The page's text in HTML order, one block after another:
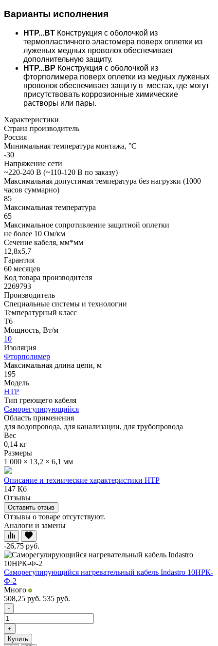
Варианты исполнения
HTР...BТ Конструкция с оболочкой из
термопластичного эластомера поверх оплетки из
луженых медных проволок обеспечивает
дополнительную защиту.
HTР...BP Конструкция с оболочкой из
фторполимера поверх оплетки из медных луженых
проволок обеспечивает защиту в местах, где могут
присутствовать коррозионные химические
растворы или пары.
Характеристики
Страна производитель
Россия
Минимальная температура монтажа, °С
-30
Напряжение сети
~220-240 В (~110-120 В по заказу)
Максимальная допустимая температура без нагрузки (1000
часов суммарно)
85
Максимальная температура
65
Максимальное сопротивление защитной оплетки
не более 10 Ом/км
Сечение кабеля, мм*мм
12,8x5,7
Гарантия
60 месяцев
Код товара производителя
2269793
Производитель
Специальные системы и технологии
Температурный класс
Т6
Мощность, Вт/м
10
Изоляция
Фторполимер
Максимальная длина цепи, м
195
Модель
НТР
Тип греющего кабеля
Саморегулирующийся
Область применения
для водопровода, для канализации, для трубопровода
Вес
0,14 кг
Размеры
1 000 × 13,2 × 6,1 мм
Описание и технические характеристики НТР
147 Кб
Отзывы
Оставить отзыв
Отзывы о товаре отсутствуют.
Аналоги и замены
-26,75 руб.
Саморегулирующийся нагревательный кабель Indastro 10НРК-
Ф-2
Много
508,25 руб. 535 руб.
-
+
Купить